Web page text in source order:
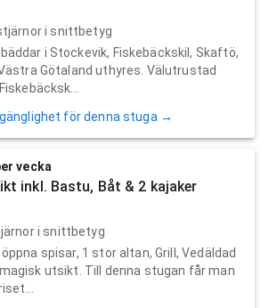
i snittbetyg
i Stockevik, Fiskebäckskil, Skaftö,
Västra Götaland uthyres. Välutrustad
för denna stuga →
vecka
inkl. Bastu, Båt & 2 kajaker
i snittbetyg
spisar, 1 stor altan, Grill, Vedäldad
utsikt. Till denna stugan får man